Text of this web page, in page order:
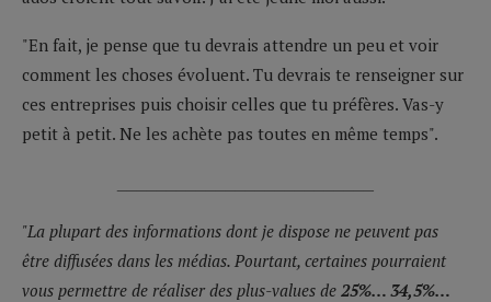
"En fait, je pense que tu devrais attendre un peu et voir
comment les choses évoluent. Tu devrais te renseigner sur
ces entreprises puis choisir celles que tu préfères. Vas-y
petit à petit. Ne les achète pas toutes en même temps".
"La plupart des informations dont je dispose ne peuvent pas
être diffusées dans les médias. Pourtant, certaines pourraient
vous permettre de réaliser des plus-values de 25%… 34,5%…